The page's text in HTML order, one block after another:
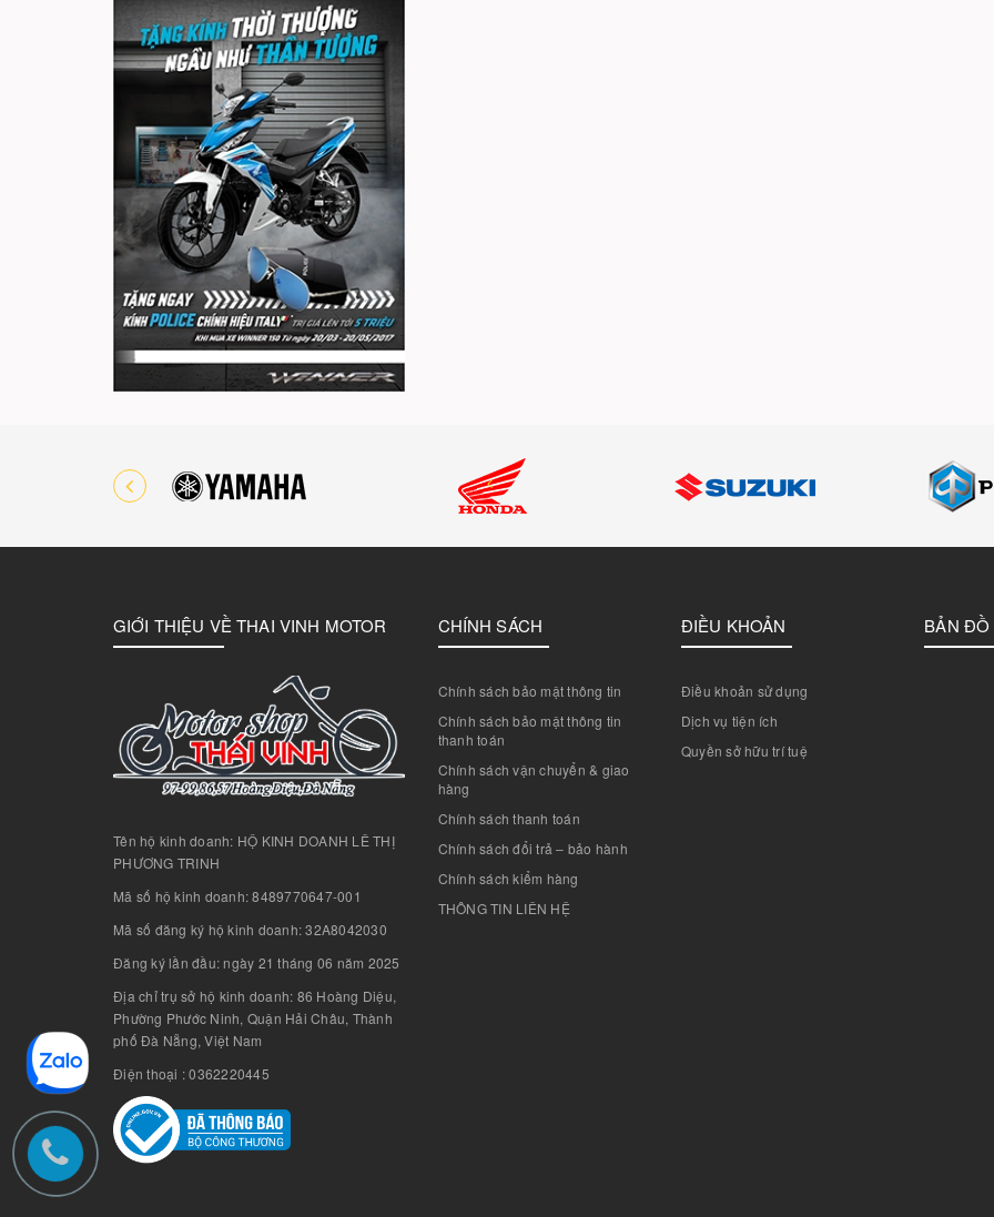
GIỚI THIỆU VỀ THAI VINH MOTOR
Tên hộ kinh doanh: HỘ KINH DOANH LÊ THỊ
PHƯƠNG TRINH
Mã số hộ kinh doanh: 8489770647-001
Mã số đăng ký hộ kinh doanh: 32A8042030
Đăng ký lần đầu: ngày 21 tháng 06 năm 2025
Địa chỉ trụ sở hộ kinh doanh: 86 Hoàng Diệu,
Phường Phước Ninh, Quận Hải Châu, Thành
phố Đà Nẵng, Việt Nam
Điện thoại : 0362220445
CHÍNH SÁCH
Chính sách bảo mật thông tin
Chính sách bảo mật thông tin
thanh toán
Chính sách vận chuyển & giao
hàng
Chính sách thanh toán
Chính sách đổi trả – bảo hành
Chính sách kiểm hàng
THÔNG TIN LIÊN HỆ
ĐIỀU KHOẢN
Điều khoản sử dụng
Dịch vụ tiện ích
Quyền sở hữu trí tuệ
BẢN ĐỒ